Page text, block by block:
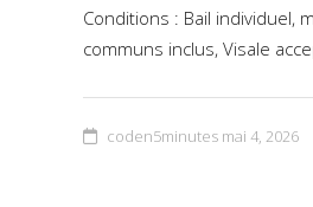
Conditions : Bail individuel,
communs inclus, Visale
coden5minutes mai 4, 2026